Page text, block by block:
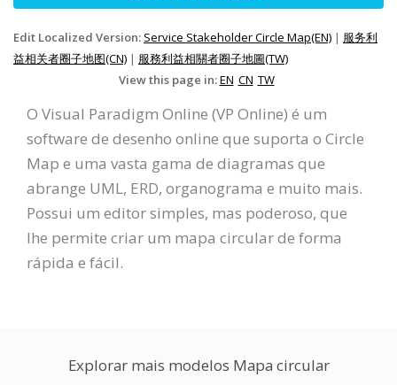
Edit Localized Version: Service Stakeholder Circle Map(EN) | 服务利
益相关者圈子地图(CN) | 服務利益相關者圈子地圖(TW)
View this page in:EN CN TW
O Visual Paradigm Online (VP Online) é um
software de desenho online que suporta o Circle
Map e uma vasta gama de diagramas que
abrange UML, ERD, organograma e muito mais.
Possui um editor simples, mas poderoso, que
lhe permite criar um mapa circular de forma
rápida e fácil.
Explorar mais modelos Mapa circular